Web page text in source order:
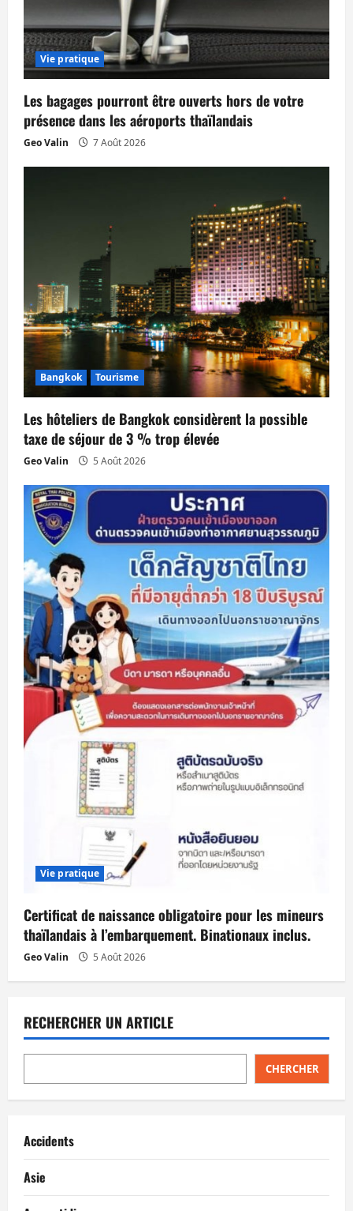
r
t
i
c
l
Vie pratique
Les bagages pourront être ouverts hors de votre
présence dans les aéroports thaïlandais
Geo Valin 7 Août 2026
Bangkok Tourisme
Les hôteliers de Bangkok considèrent la possible
taxe de séjour de 3 % trop élevée
Geo Valin 5 Août 2026
Vie pratique
Certificat de naissance obligatoire pour les mineurs
thaïlandais à l’embarquement. Binationaux inclus.
Geo Valin 5 Août 2026
RECHERCHER UN ARTICLE
CHERCHER
Accidents
Asie